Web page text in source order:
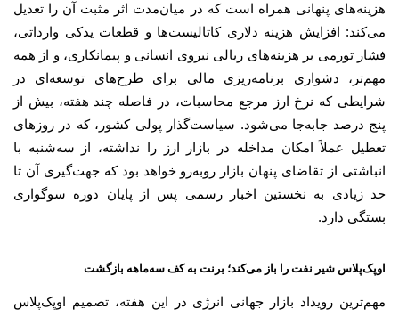
هزینه‌های پنهانی همراه است که در میان‌مدت اثر مثبت آن را تعدیل
می‌کند: افزایش هزینه دلاری کاتالیست‌ها و قطعات یدکی وارداتی،
فشار تورمی بر هزینه‌های ریالی نیروی انسانی و پیمانکاری، و از همه
مهم‌تر، دشواری برنامه‌ریزی مالی برای طرح‌های توسعه‌ای در
شرایطی که نرخ ارز مرجع محاسبات، در فاصله چند هفته، بیش از
پنج درصد جابه‌جا می‌شود. سیاست‌گذار پولی کشور، که در روزهای
تعطیل عملاً امکان مداخله در بازار ارز را نداشته، از سه‌شنبه با
انباشتی از تقاضای پنهان بازار روبه‌رو خواهد بود که جهت‌گیری آن تا
حد زیادی به نخستین اخبار رسمی پس از پایان دوره سوگواری
بستگی دارد.
اوپک‌پلاس شیر نفت را باز می‌کند؛ برنت به کف سه‌ماهه بازگشت
مهم‌ترین رویداد بازار جهانی انرژی در این هفته، تصمیم اوپک‌پلاس